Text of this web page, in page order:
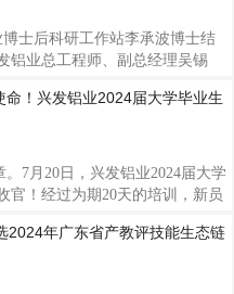
标进行综合评分，并邀请百位
以公布。请广大消费者不要轻信
实信息误导。兴发铝业也将、恶
规行为坚决从严查处，绝不姑
们将一如既往地努力提供更好的
信经营理念。希望大家共
士后科研工作站李承波博士结
铝业总工程师、副总经理吴锡
出席会议。报告会上，李承波博
研究课题《汽车用高强韧7xxx 铝
究》作结题汇报，详细阐述了新
合金的背景及市场，系统解读了
为研究，深入剖析了挤压模拟及
感性研究，探讨了时效对7005铝
。专家们认真聆听了李承波
命！兴发铝业2024届大学毕业生
。7月20日，兴发铝业2024届大学
官！经过为期20天的培训，新员
思维上逐渐适应了职场的要求。
变成了充满朝气和活力的职场新
展注入了强大的新动力。在培训
2024年广东省产教评技能生态链